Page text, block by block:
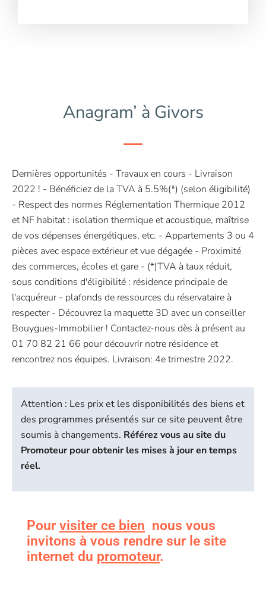
Anagram’ à Givors
Dernières opportunités - Travaux en cours - Livraison
2022 ! - Bénéficiez de la TVA à 5.5%(*) (selon éligibilité)
- Respect des normes Réglementation Thermique 2012
et NF habitat : isolation thermique et acoustique, maîtrise
de vos dépenses énergétiques, etc. - Appartements 3 ou 4
pièces avec espace extérieur et vue dégagée - Proximité
des commerces, écoles et gare - (*)TVA à taux réduit,
sous conditions d'éligibilité : résidence principale de
l'acquéreur - plafonds de ressources du réservataire à
respecter - Découvrez la maquette 3D avec un conseiller
Bouygues-Immobilier ! Contactez-nous dès à présent au
01 70 82 21 66 pour découvrir notre résidence et
rencontrez nos équipes. Livraison: 4e trimestre 2022.
Attention : Les prix et les disponibilités des biens et
des programmes présentés sur ce site peuvent être
soumis à changements. Référez vous au site du
Promoteur pour obtenir les mises à jour en temps
réel.
Pour visiter ce bien nous vous
invitons à vous rendre sur le site
internet du promoteur.